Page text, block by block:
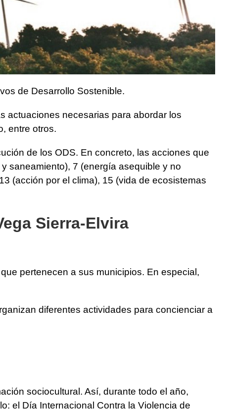
de Desarrollo Sostenible.
actuaciones necesarias para abordar los
entre otros.
de los ODS. En concreto, las acciones que
saneamiento), 7 (energía asequible y no
(acción por el clima), 15 (vida de ecosistemas
Sierra-Elvira
pertenecen a sus municipios. En especial,
diferentes actividades para concienciar a
sociocultural. Así, durante todo el año,
el Día Internacional Contra la Violencia de